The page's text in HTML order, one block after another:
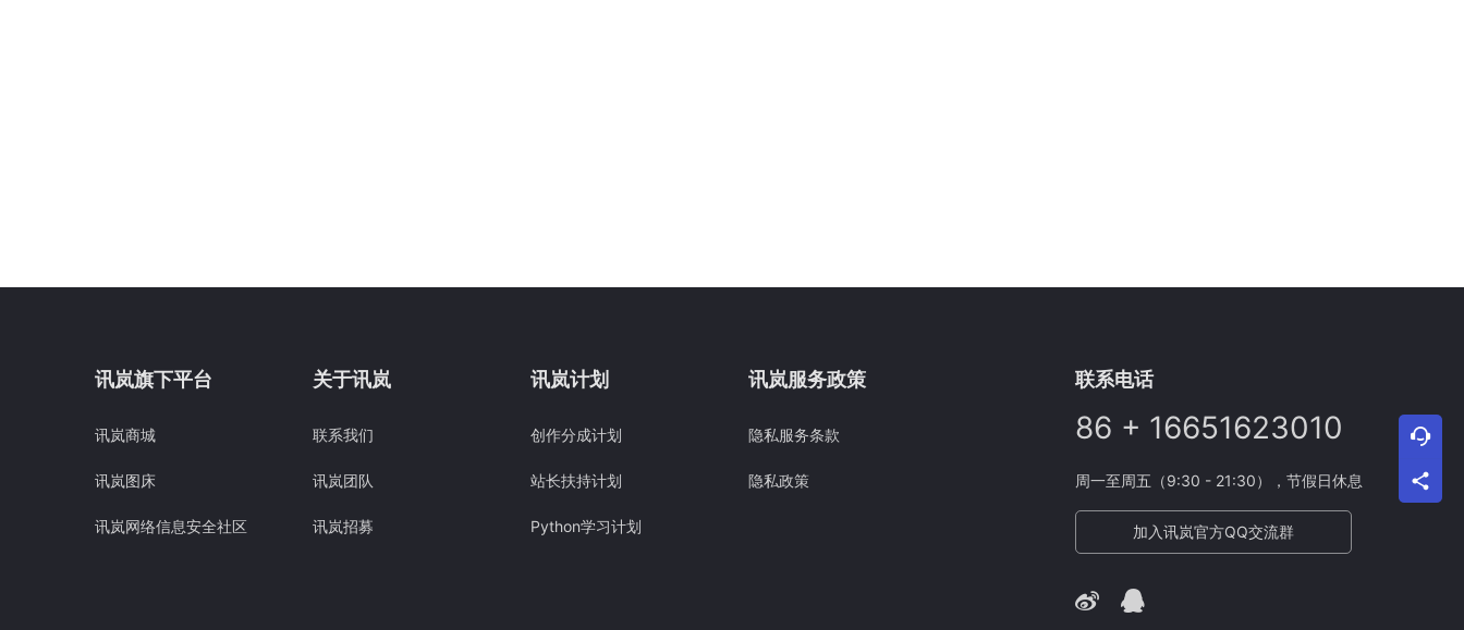
讯岚旗下平台
讯岚商城
讯岚图床
讯岚网络信息安全社区
关于讯岚
联系我们
讯岚团队
讯岚招募
讯岚计划
创作分成计划
站长扶持计划
Python学习计划
讯岚服务政策
隐私服务条款
隐私政策
联系电话
86 + 16651623010
周一至周五（9:30 - 21:30），节假日休息
加入讯岚官方QQ交流群